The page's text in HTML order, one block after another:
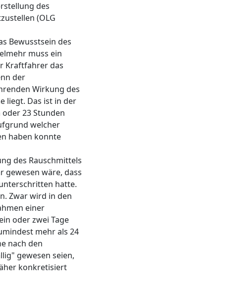
des
(OLG
Bewusstsein des
muss ein
Kraftfahrer das
der
Wirkung des
liegt. Das ist in der
23 Stunden
welcher
haben konnte
des Rauschmittels
gewesen wäre, dass
hatte.
Zwar wird in den
einer
oder zwei Tage
mehr als 24
nach den
gewesen seien,
konkretisiert